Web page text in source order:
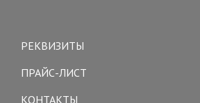
РЕКВИЗИТЫ
ПРАЙС-ЛИСТ
КОНТАКТЫ